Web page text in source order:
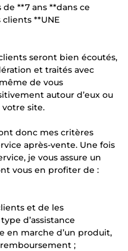
**7 ans **dans ce
**UNE
seront bien écoutés,
et traités avec
de vous
autour d’eux ou
votre site.
donc mes critères
après-vente. Une fois
je vous assure un
vous en profiter de :
et de les
d’assistance
en marche d’un produit,
;